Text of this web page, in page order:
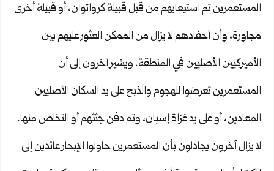
المستعمرين تم استيعابهم من قبل قبيلة كرواتوان، أو قبيلة أخرى
مجاورة، وأن أحفادهم لا يزال من الممكن العثور عليهم بين
الأميركيين الأصليين في المنطقة. ويشير آخرون إلى أن
المستعمرين تعرضوا للهجوم والذبح على يد السكان الأصليين
المعادين، أو على يد غزاة إسبان، وتم دفن جثثهم أو التخلص منها.
لا يزال آخرون يجادلون بأن المستعمرين حاولوا الإبحار عائدين إلى